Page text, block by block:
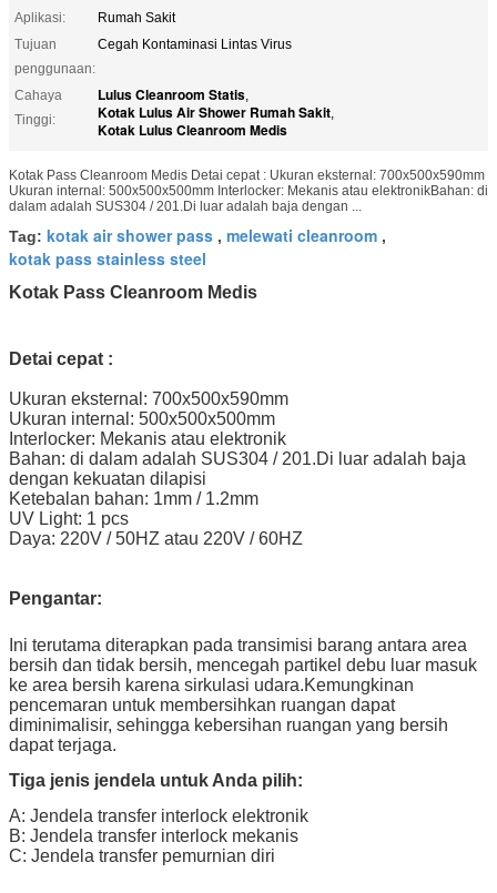
Aplikasi:
Rumah Sakit
Tujuan
penggunaan:
Cegah Kontaminasi Lintas Virus
Cahaya
Tinggi:
Lulus Cleanroom Statis,
Kotak Lulus Air Shower Rumah Sakit,
Kotak Lulus Cleanroom Medis
Kotak Pass Cleanroom Medis Detai cepat : Ukuran eksternal: 700x500x590mm
Ukuran internal: 500x500x500mm Interlocker: Mekanis atau elektronikBahan: di
dalam adalah SUS304 / 201.Di luar adalah baja dengan ...
Tag: kotak air shower pass , melewati cleanroom ,
kotak pass stainless steel
Kotak Pass Cleanroom Medis
Detai cepat :
Ukuran eksternal: 700x500x590mm
Ukuran internal: 500x500x500mm
Interlocker: Mekanis atau elektronik
Bahan: di dalam adalah SUS304 / 201.Di luar adalah baja
dengan kekuatan dilapisi
Ketebalan bahan: 1mm / 1.2mm
UV Light: 1 pcs
Daya: 220V / 50HZ atau 220V / 60HZ
Pengantar:
Ini terutama diterapkan pada transimisi barang antara area
bersih dan tidak bersih, mencegah partikel debu luar masuk
ke area bersih karena sirkulasi udara.Kemungkinan
pencemaran untuk membersihkan ruangan dapat
diminimalisir, sehingga kebersihan ruangan yang bersih
dapat terjaga.
Tiga jenis jendela untuk Anda pilih:
A: Jendela transfer interlock elektronik
B: Jendela transfer interlock mekanis
C: Jendela transfer pemurnian diri